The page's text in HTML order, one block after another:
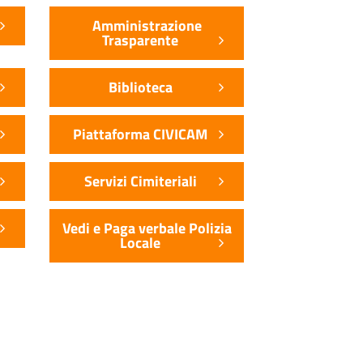
Amministrazione
Trasparente
Biblioteca
Piattaforma CIVICAM
Servizi Cimiteriali
Vedi e Paga verbale Polizia
Locale